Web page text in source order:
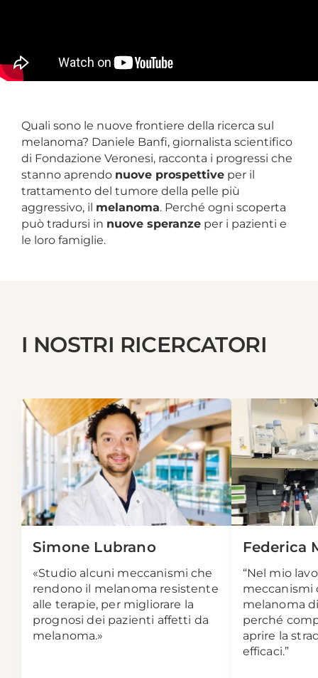
Quali sono le nuove frontiere della ricerca sul
melanoma? Daniele Banfi, giornalista scientifico
di Fondazione Veronesi, racconta i progressi che
stanno aprendo nuove prospettive per il
trattamento del tumore della pelle più
aggressivo, il melanoma. Perché ogni scoperta
può tradursi in nuove speranze per i pazienti e
le loro famiglie.
I NOSTRI RICERCATORI
Simone Lubrano
«Studio alcuni meccanismi che
rendono il melanoma resistente
alle terapie, per migliorare la
prognosi dei pazienti affetti da
melanoma.»
Federica
“Nel mio
meccanismi
melanoma
perché
aprire la
efficaci.”